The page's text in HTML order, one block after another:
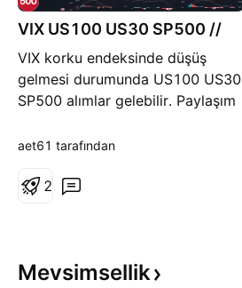
VIX US100 US30 SP500 //
VIX korku endeksinde düşüş
gelmesi durumunda US100 US30
SP500 alımlar gelebilir. Paylaşım
sırasıyla profil ayarları-bildirimler-
bulunan eposta seçeneklerinin
aet61 tarafından
2
Mevsimsellik